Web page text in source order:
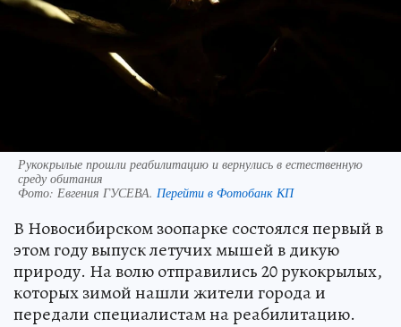
Рукокрылые прошли реабилитацию и вернулись в естественную
среду обитания
Фото: Евгения ГУСЕВА. Перейти в Фотобанк КП
В Новосибирском зоопарке состоялся первый в
этом году выпуск летучих мышей в дикую
природу. На волю отправились 20 рукокрылых,
которых зимой нашли жители города и
передали специалистам на реабилитацию.